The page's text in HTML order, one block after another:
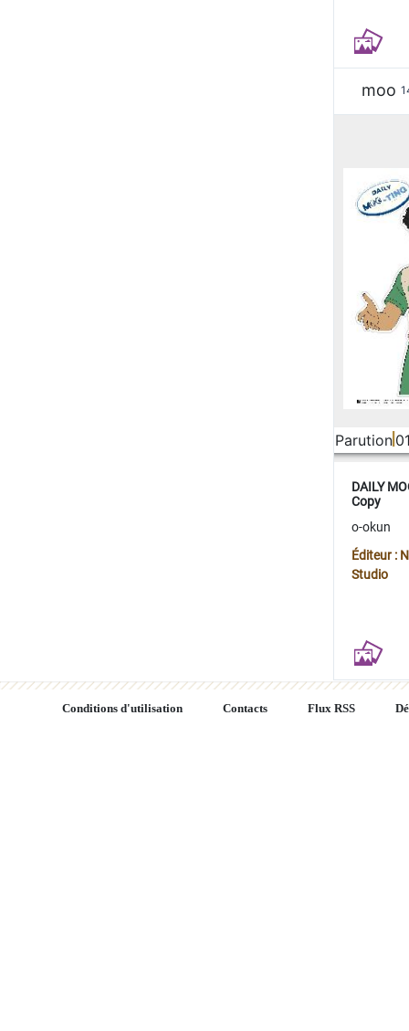
moo
Parution
DAILY
Copy
o-okun
Éditeur :
Studio
Conditions d'utilisation Contacts Flux RSS